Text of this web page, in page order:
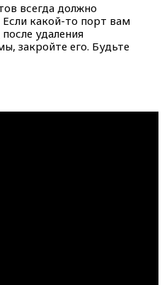
всегда должно
какой-то порт вам
удаления
закройте его. Будьте